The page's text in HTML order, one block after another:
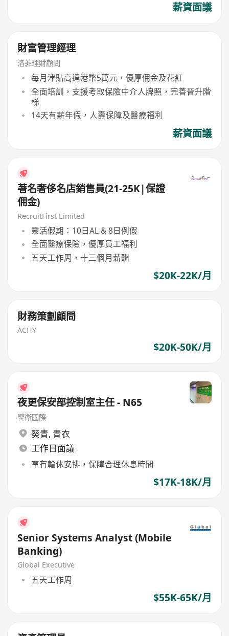
薪資面議
財富管理經理
洛菲理財顧問
每月津貼高達港幣5萬元，優厚佣金及花紅
全面培訓，支援考取保險中介人牌照，完善晉升階
梯
14天有薪年假，人壽保障及醫療福利
薪資面議
著名奢侈名店銷售員(21-25K|保證
佣金)
RecruitFirst Limited
靈活假期：10日AL & 8日例假
全面醫療保險，優厚員工福利
五天工作周，十三個月薪酬
$20K-22K/月
財務策劃顧問
ACHY
$20K-50K/月
夜更保安部控制室主任 - N65
警衛國際
葵青, 青衣
工作日面議
享有輪休安排，保障合理休息時間
$17K-18K/月
Senior Systems Analyst (Mobile
Banking)
Global Executive
五天工作周
$55K-65K/月